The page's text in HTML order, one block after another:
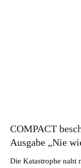
COMPACT
Ausgabe „Nie
Die Katastrophe naht